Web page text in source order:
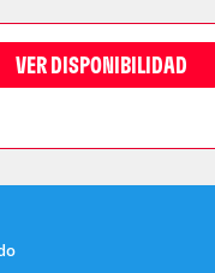
VER DISPONIBILIDAD